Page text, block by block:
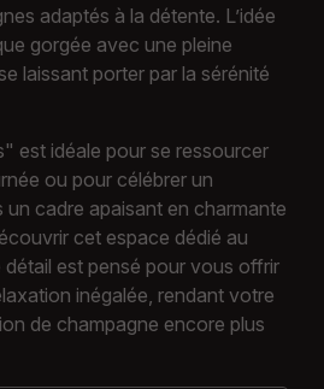
adaptés à la détente. L’idée
gorgée avec une pleine
laissant porter par la sérénité
est idéale pour se ressourcer
ou pour célébrer un
un cadre apaisant en charmante
cet espace dédié au
est pensé pour vous offrir
inégalée, rendant votre
de champagne encore plus